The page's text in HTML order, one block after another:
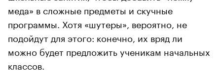
меда» в сложные предметы и скучные
программы. Хотя «шутеры», вероятно, не
подойдут для этого: конечно, их вряд ли
можно будет предложить ученикам начальных
классов.